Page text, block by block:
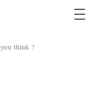
think ?
メ
ニ